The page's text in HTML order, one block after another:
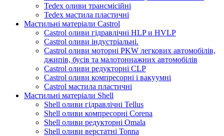
Tedex оливи трансмісійні
Tedex мастила пластичні
Мастильні матеріали Castrol
Castrol оливи гідравлічні HLP и HVLP
Castrol оливи індустріальні.
Castrol оливи моторні PKW легкових автомобілів,
джипів, бусів та малотоннажних автомобілів
Castrol оливи редукторні CLP
Castrol оливи компресорні і вакуумні
Castrol мастила пластичні
Мастильні матеріали Shell
Shell оливи гідравлічні Tellus
Shell оливи компресорні Corena
Shell оливи редукторні Omala
Shell оливи верстатні Tonna